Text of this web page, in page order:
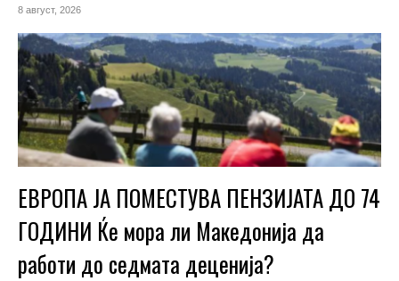
8 август, 2026
ЕВРОПА ЈА ПОМЕСТУВА ПЕНЗИЈАТА ДО 74
ГОДИНИ Ќе мора ли Македонија да
работи до седмата деценија?